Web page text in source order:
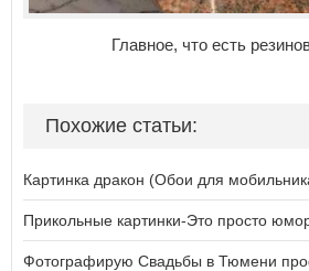
Главное, что есть
Похожие статьи:
Картинка дракон (Обои для
Прикольные картинки-Это просто
Фотографирую Свадьбы в Тюмени